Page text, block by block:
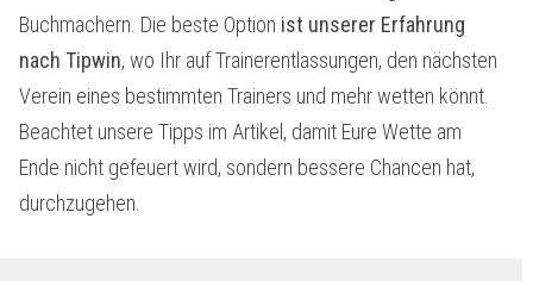
Buchmachern. Die beste Option ist unserer Erfahrung
nach Tipwin, wo Ihr auf Trainerentlassungen, den nächsten
Verein eines bestimmten Trainers und mehr wetten könnt.
Beachtet unsere Tipps im Artikel, damit Eure Wette am
Ende nicht gefeuert wird, sondern bessere Chancen hat,
durchzugehen.